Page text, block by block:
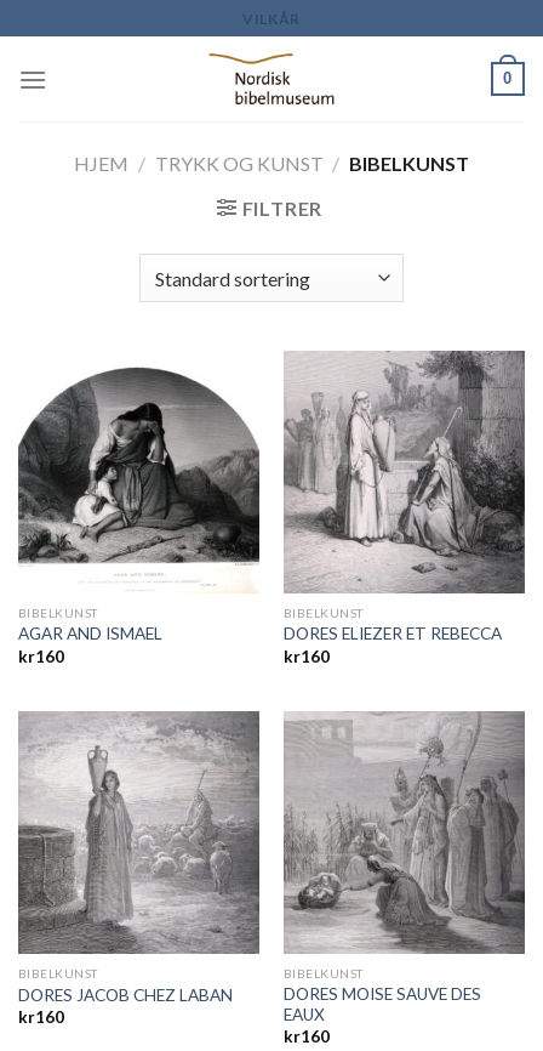
to
content
VILKÅR
0
HJEM / TRYKK OG KUNST / BIBELKUNST
FILTRER
BIBELKUNST
AGAR AND ISMAEL
kr160
BIBELKUNST
DORES ELIEZER ET REBECCA
kr160
BIBELKUNST
DORES JACOB CHEZ LABAN
kr160
BIBELKUNST
DORES MOISE SAUVE DES
EAUX
kr160